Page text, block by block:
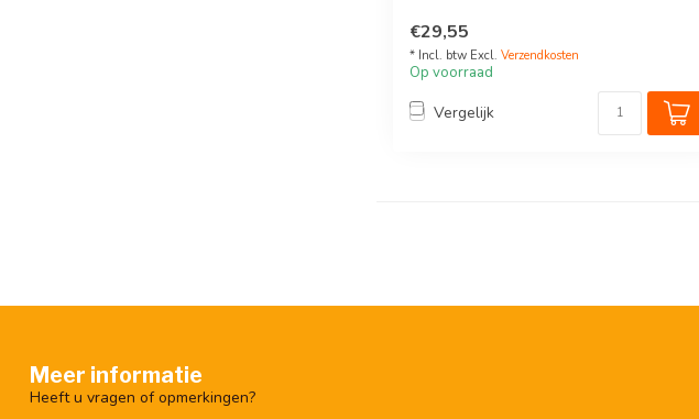
€29,55
* Incl. btw Excl. Verzendkosten
Op voorraad
Vergelijk
Meer informatie
Heeft u vragen of opmerkingen?